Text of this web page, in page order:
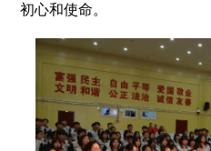
初心和使命。